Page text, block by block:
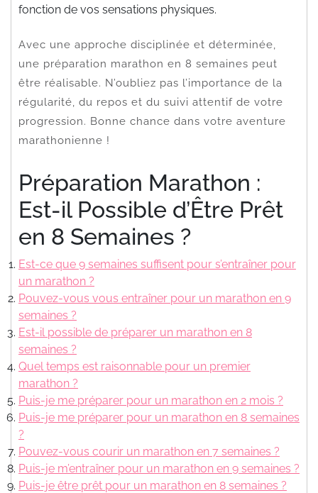
fonction de vos sensations physiques.
Avec une approche disciplinée et déterminée,
une préparation marathon en 8 semaines peut
être réalisable. N’oubliez pas l’importance de la
régularité, du repos et du suivi attentif de votre
progression. Bonne chance dans votre aventure
marathonienne !
Préparation Marathon :
Est-il Possible d’Être Prêt
en 8 Semaines ?
Est-ce que 9 semaines suffisent pour s’entraîner pour
un marathon ?
Pouvez-vous vous entraîner pour un marathon en 9
semaines ?
Est-il possible de préparer un marathon en 8
semaines ?
Quel temps est raisonnable pour un premier
marathon ?
Puis-je me préparer pour un marathon en 2 mois ?
Puis-je me préparer pour un marathon en 8 semaines
?
Pouvez-vous courir un marathon en 7 semaines ?
Puis-je m’entraîner pour un marathon en 9 semaines ?
Puis-je être prêt pour un marathon en 8 semaines ?